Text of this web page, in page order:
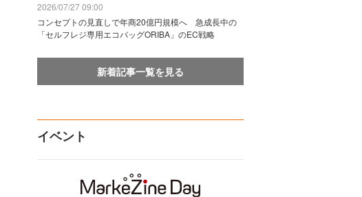
2026/07/27 09:00
コンセプトの見直しで年商20億円規模へ 急成長中の
「セルフレジ専用エコバッグORIBA」のEC戦略
新着記事一覧を見る
イベント